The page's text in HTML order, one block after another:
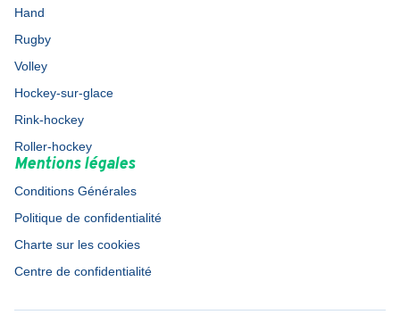
Hand
Rugby
Volley
Hockey-sur-glace
Rink-hockey
Roller-hockey
Mentions légales
Conditions Générales
Politique de confidentialité
Charte sur les cookies
Centre de confidentialité